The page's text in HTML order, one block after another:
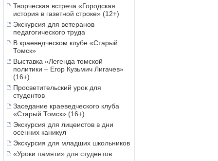
Творческая встреча «Городская
история в газетной строке» (12+)
Экскурсия для ветеранов
педагогического труда
В краеведческом клубе «Старый
Томск»
Выставка «Легенда томской
политики – Егор Кузьмич Лигачев»
(16+)
Просветительский урок для
студентов
Заседание краеведческого клуба
«Старый Томск» (16+)
Экскурсия для лицеистов в дни
осенних каникул
Экскурсия для младших школьников
«Уроки памяти» для студентов